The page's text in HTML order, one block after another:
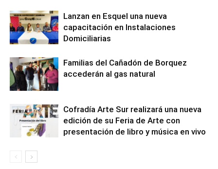
Lanzan en Esquel una nueva
capacitación en Instalaciones
Domiciliarias
Familias del Cañadón de Borquez
accederán al gas natural
Cofradía Arte Sur realizará una nueva
edición de su Feria de Arte con
presentación de libro y música en vivo